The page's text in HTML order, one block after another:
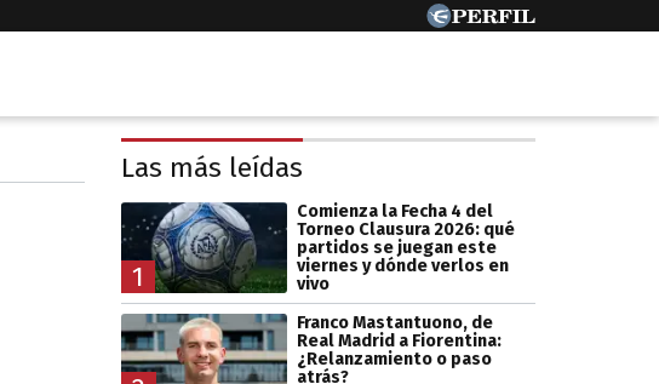
Las más leídas
1
Comienza la Fecha 4 del
Torneo Clausura 2026: qué
partidos se juegan este
viernes y dónde verlos en
vivo
Franco Mastantuono, de
Real Madrid a Fiorentina:
¿Relanzamiento o paso
atrás?